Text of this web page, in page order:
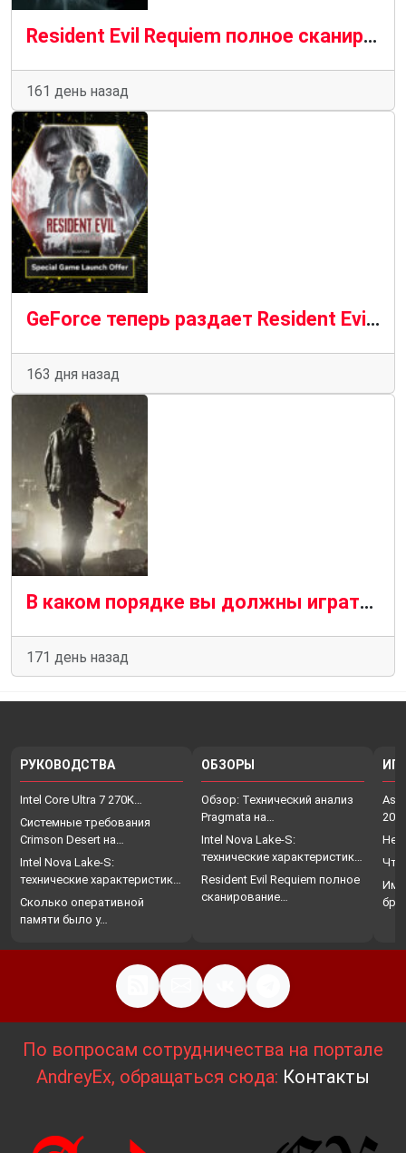
Resident Evil Requiem полное сканирование на ПК
161 день назад
GeForce теперь раздает Resident Evil: Requiem
163 дня назад
В каком порядке вы должны играть в сагу Resident Evil, если хотите подготовиться к Resident Evil Requiem
171 день назад
РУКОВОДСТВА
Intel Core Ultra 7 270K…
Системные требования
Crimson Desert на…
Intel Nova Lake-S:
технические характеристики,
…
Сколько оперативной
памяти было у…
ОБЗОРЫ
Обзор: Технический анализ
Pragmata на…
Intel Nova Lake-S:
технические характеристики,
…
Resident Evil Requiem полное
сканирование…
Что
По вопросам сотрудничества на портале
AndreyEx, обращаться сюда: Контакты